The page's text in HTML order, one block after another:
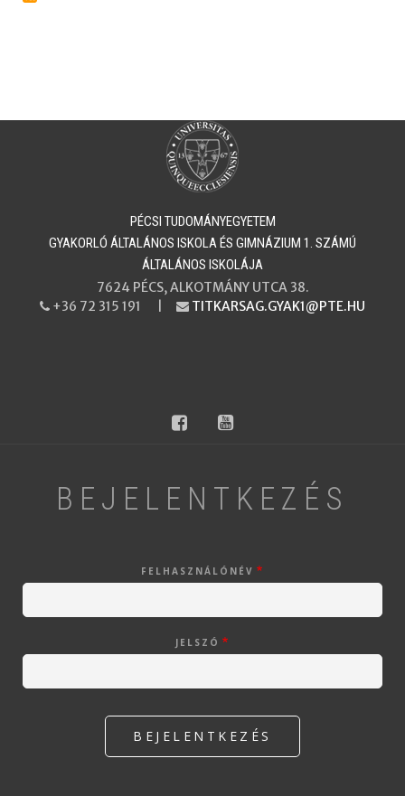
PÉCSI TUDOMÁNYEGYETEM
​​​​​​​GYAKORLÓ ÁLTALÁNOS ISKOLA ÉS GIMNÁZIUM 1. SZÁMÚ
ÁLTALÁNOS ISKOLÁJA
7624 PÉCS, ALKOTMÁNY UTCA 38.
PHONE
+36 72 315 191 | EMAIL
TITKARSAG.GYAK1@PTE.HU
facebookyoutube
BEJELENTKEZÉS
FELHASZNÁLÓNÉV
JELSZÓ